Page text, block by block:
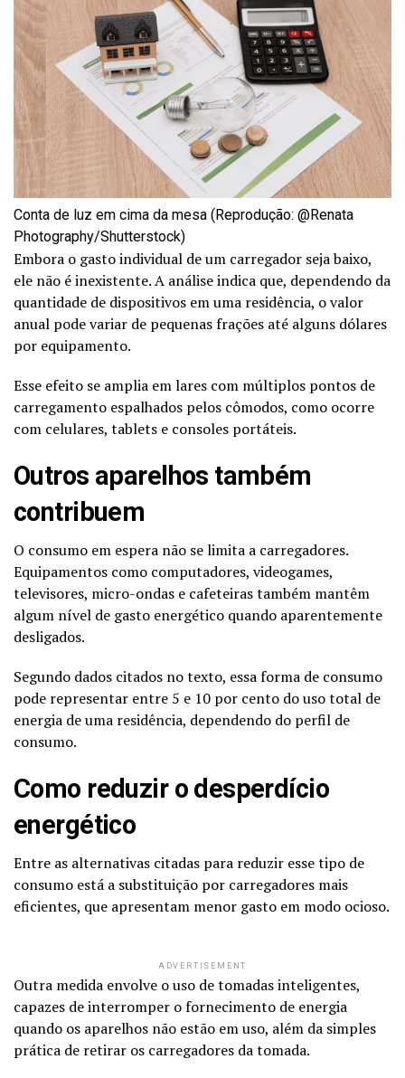
Conta de luz em cima da mesa (Reprodução: @Renata
Photography/Shutterstock)
Embora o gasto individual de um carregador seja baixo,
ele não é inexistente. A análise indica que, dependendo da
quantidade de dispositivos em uma residência, o valor
anual pode variar de pequenas frações até alguns dólares
por equipamento.
Esse efeito se amplia em lares com múltiplos pontos de
carregamento espalhados pelos cômodos, como ocorre
com celulares, tablets e consoles portáteis.
Outros aparelhos também
contribuem
O consumo em espera não se limita a carregadores.
Equipamentos como computadores, videogames,
televisores, micro-ondas e cafeteiras também mantêm
algum nível de gasto energético quando aparentemente
desligados.
Segundo dados citados no texto, essa forma de consumo
pode representar entre 5 e 10 por cento do uso total de
energia de uma residência, dependendo do perfil de
consumo.
Como reduzir o desperdício
energético
Entre as alternativas citadas para reduzir esse tipo de
consumo está a substituição por carregadores mais
eficientes, que apresentam menor gasto em modo ocioso.
ADVERTISEMENT
Outra medida envolve o uso de tomadas inteligentes,
capazes de interromper o fornecimento de energia
quando os aparelhos não estão em uso, além da simples
prática de retirar os carregadores da tomada.